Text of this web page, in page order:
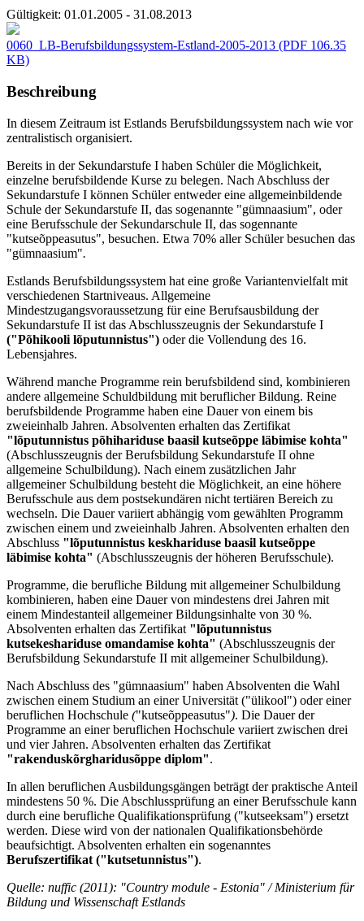
Gültigkeit: 01.01.2005 - 31.08.2013
0060_LB-Berufsbildungssystem-Estland-2005-2013 (PDF 106.35
KB)
Beschreibung
In diesem Zeitraum ist Estlands Berufsbildungssystem nach wie vor
zentralistisch organisiert.
Bereits in der Sekundarstufe I haben Schüler die Möglichkeit,
einzelne berufsbildende Kurse zu belegen. Nach Abschluss der
Sekundarstufe I können Schüler entweder eine allgemeinbildende
Schule der Sekundarstufe II, das sogenannte "gümnaasium", oder
eine Berufsschule der Sekundarschule II, das sogennante
"kutseõppeasutus", besuchen. Etwa 70% aller Schüler besuchen das
"gümnaasium".
Estlands Berufsbildungssystem hat eine große Variantenvielfalt mit
verschiedenen Startniveaus. Allgemeine
Mindestzugangsvoraussetzung für eine Berufsausbildung der
Sekundarstufe II ist das Abschlusszeugnis der Sekundarstufe I
("Põhikooli lõputunnistus") oder die Vollendung des 16.
Lebensjahres.
Während manche Programme rein berufsbildend sind, kombinieren
andere allgemeine Schuldbildung mit beruflicher Bildung. Reine
berufsbildende Programme haben eine Dauer von einem bis
zweieinhalb Jahren. Absolventen erhalten das Zertifikat
"lõputunnistus põhihariduse baasil kutseõppe läbimise kohta"
(Abschlusszeugnis der Berufsbildung Sekundarstufe II ohne
allgemeine Schulbildung). Nach einem zusätzlichen Jahr
allgemeiner Schulbildung besteht die Möglichkeit, an eine höhere
Berufsschule aus dem postsekundären nicht tertiären Bereich zu
wechseln. Die Dauer variiert abhängig vom gewählten Programm
zwischen einem und zweieinhalb Jahren. Absolventen erhalten den
Abschluss "lõputunnistus keskhariduse baasil kutseõppe
läbimise kohta" (Abschlusszeugnis der höheren Berufsschule).
Programme, die berufliche Bildung mit allgemeiner Schulbildung
kombinieren, haben eine Dauer von mindestens drei Jahren mit
einem Mindestanteil allgemeiner Bildungsinhalte von 30 %.
Absolventen erhalten das Zertifikat "lõputunnistus
kutsekeshariduse omandamise kohta" (Abschlusszeugnis der
Berufsbildung Sekundarstufe II mit allgemeiner Schulbildung).
Nach Abschluss des "gümnaasium" haben Absolventen die Wahl
zwischen einem Studium an einer Universität ("ülikool") oder einer
beruflichen Hochschule ("kutseõppeasutus"). Die Dauer der
Programme an einer beruflichen Hochschule variiert zwischen drei
und vier Jahren. Absolventen erhalten das Zertifikat
"rakenduskõrgharidusõppe diplom".
In allen beruflichen Ausbildungsgängen beträgt der praktische Anteil
mindestens 50 %. Die Abschlussprüfung an einer Berufsschule kann
durch eine berufliche Qualifikationsprüfung ("kutseeksam") ersetzt
werden. Diese wird von der nationalen Qualifikationsbehörde
beaufsichtigt. Absolventen erhalten ein sogenanntes
Berufszertifikat ("kutsetunnistus").
Quelle: nuffic (2011): "Country module - Estonia" / Ministerium für
Bildung und Wissenschaft Estlands